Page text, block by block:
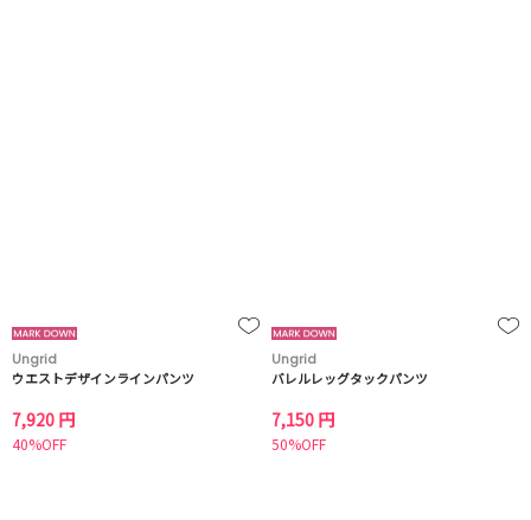
Ungrid
ウエストデザインラインパンツ
7,920 円
40%OFF
Ungrid
バレルレッグタックパンツ
7,150 円
50%OFF